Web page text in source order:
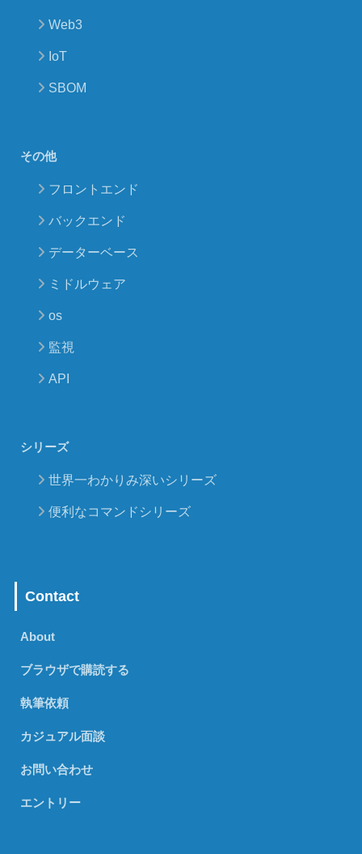
Web3
IoT
SBOM
その他
フロントエンド
バックエンド
データーベース
ミドルウェア
os
監視
API
シリーズ
世界一わかりみ深いシリーズ
便利なコマンドシリーズ
Contact
About
ブラウザで購読する
執筆依頼
カジュアル面談
お問い合わせ
エントリー